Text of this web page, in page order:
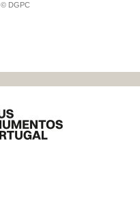
© DGPC